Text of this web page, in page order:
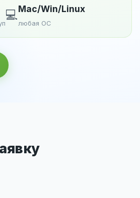
💻Mac/Win/Linux
любая ОС